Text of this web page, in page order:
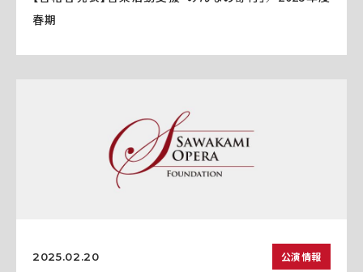
春期
2025.02.20 公演情報